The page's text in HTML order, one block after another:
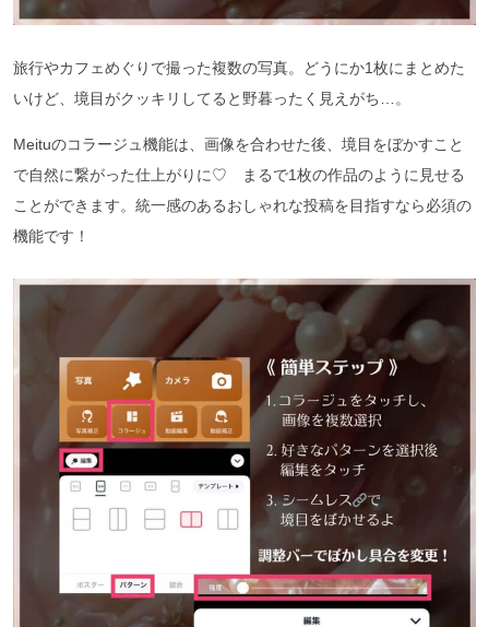
旅行やカフェめぐりで撮った複数の写真。どうにか1枚にまとめた
いけど、境目がクッキリしてると野暮ったく見えがち…。
Meituのコラージュ機能は、画像を合わせた後、境目をぼかすこと
で自然に繋がった仕上がりに♡ まるで1枚の作品のように見せる
ことができます。統一感のあるおしゃれな投稿を目指すなら必須の
機能です！